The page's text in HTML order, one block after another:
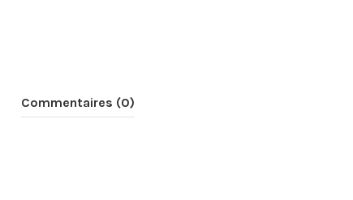
Commentaires (0)